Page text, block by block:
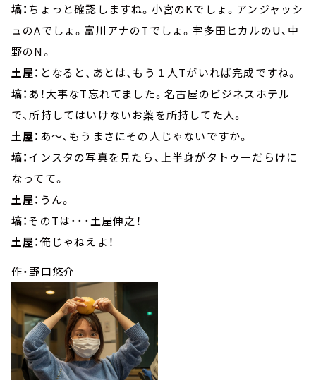
塙： ちょっと確認しますね。小宮のKでしょ。アンジャッシ
ュのAでしょ。富川アナのTでしょ。宇多田ヒカルのU、中
野のN。
土屋： となると、あとは、もう１人Tがいれば完成ですね。
塙： あ！大事なT忘れてました。名古屋のビジネスホテル
で、所持してはいけないお薬を所持してた人。
土屋： あ～、もうまさにその人じゃないですか。
塙：インスタの写真を見たら、上半身がタトゥーだらけに
なってて。
土屋： うん。
塙：そのTは・・・土屋伸之！
土屋：俺じゃねえよ！
作・野口悠介